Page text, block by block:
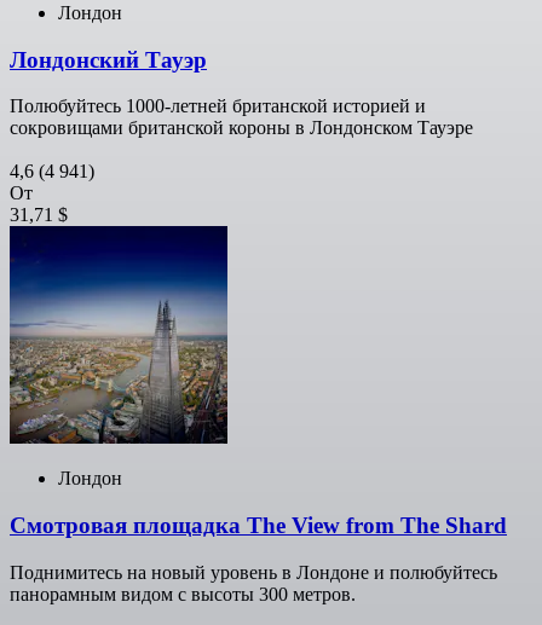
Лондон
Лондонский Тауэр
Полюбуйтесь 1000-летней британской историей и
сокровищами британской короны в Лондонском Тауэре
4,6 (4 941)
От
31,71 $
Лондон
Смотровая площадка The View from The Shard
Поднимитесь на новый уровень в Лондоне и полюбуйтесь
панорамным видом с высоты 300 метров.